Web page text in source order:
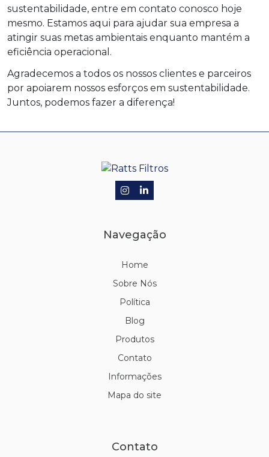
sustentabilidade, entre em contato conosco hoje
mesmo. Estamos aqui para ajudar sua empresa a
atingir suas metas ambientais enquanto mantém a
eficiência operacional.
Agradecemos a todos os nossos clientes e parceiros
por apoiarem nossos esforços em sustentabilidade.
Juntos, podemos fazer a diferença!
Navegação
Home
Sobre Nós
Política
Blog
Produtos
Contato
Informações
Mapa do site
Contato